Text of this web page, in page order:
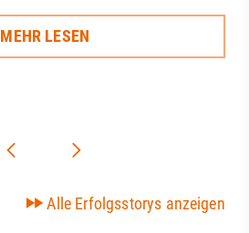
MEHR LESEN
Alle Erfolgsstorys anzeigen